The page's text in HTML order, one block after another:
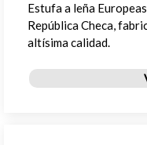
Estufa a leña
República Checa,
altísima calidad.